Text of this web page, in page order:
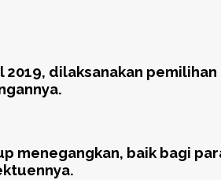
dilaksanakan
baik bagi